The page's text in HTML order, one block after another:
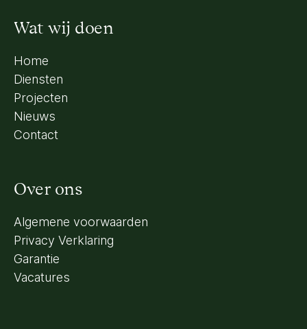
Wat wij doen
Home
Diensten
Projecten
Nieuws
Contact
Over ons
Algemene voorwaarden
Privacy Verklaring
Garantie
Vacatures